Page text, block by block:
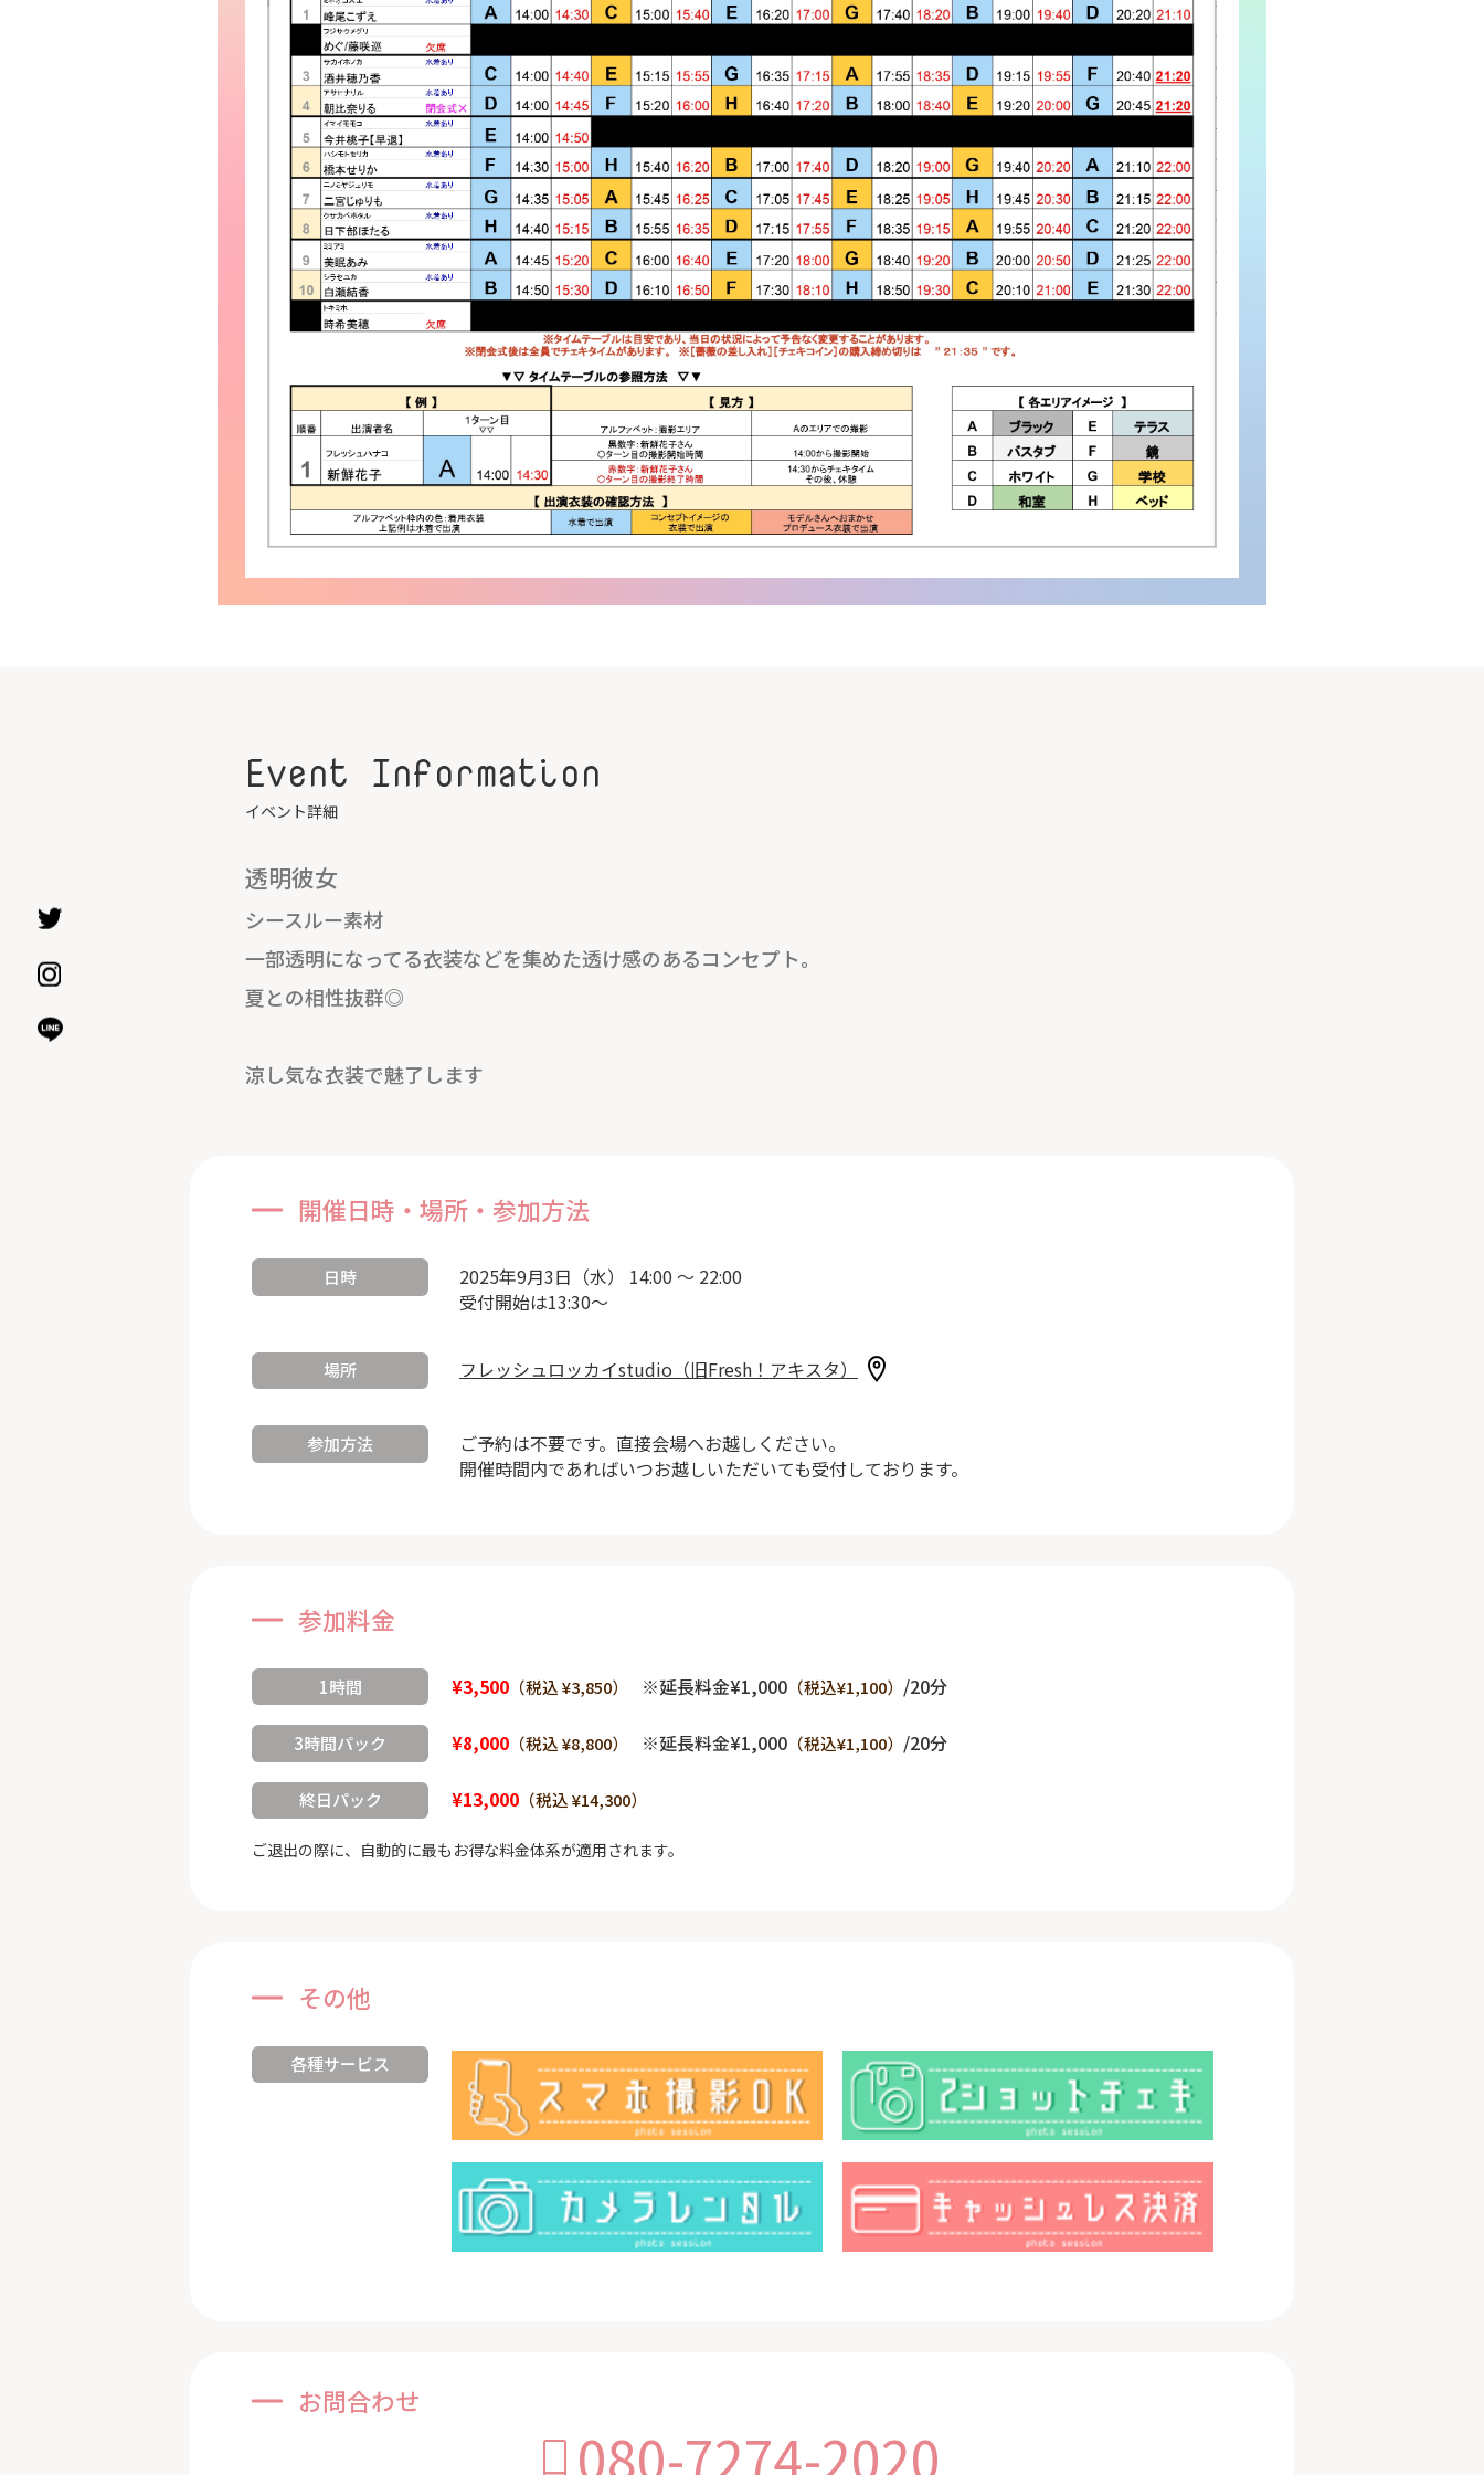
Event Information
イベント詳細
透明彼女
シースルー素材
一部透明になってる衣装などを集めた透け感のあるコンセプト。
夏との相性抜群◎
涼し気な衣装で魅了します
開催日時・場所・参加方法
日時
2025年9月3日（水） 14:00 ～ 22:00
受付開始は13:30～
場所 フレッシュロッカイstudio（旧Fresh！アキスタ）
参加方法
ご予約は不要です。直接会場へお越しください。
開催時間内であればいつお越しいただいても受付しております。
参加料金
1時間 ¥3,500 （税込 ¥3,850） ※延長料金¥1,000 （税込¥1,100） /20分
3時間パック ¥8,000 （税込 ¥8,800） ※延長料金¥1,000 （税込¥1,100） /20分
終日パック ¥13,000 （税込 ¥14,300）
ご退出の際に、自動的に最もお得な料金体系が適用されます。
その他
各種サービス
お問合わせ
080-7274-2020